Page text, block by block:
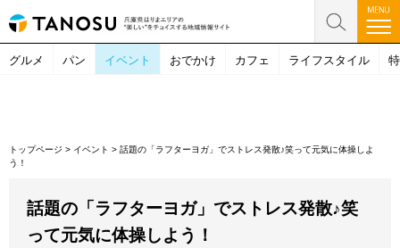
グルメ パン イベント おでかけ カフェ ライフスタイル
トップページ > イベント >話題の「ラフターヨガ」でストレス発散♪笑って元気に体操しよ
う！
話題の「ラフターヨガ」でストレス発散♪笑
って元気に体操しよう！